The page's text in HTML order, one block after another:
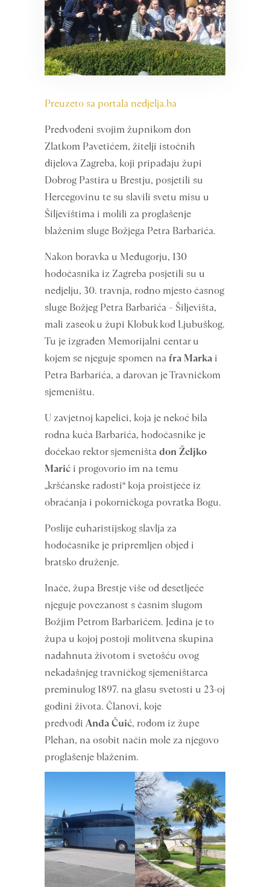
Preuzeto sa portala nedjelja.ba
Predvođeni svojim župnikom don
Zlatkom Pavetićem, žitelji istočnih
dijelova Zagreba, koji pripadaju župi
Dobrog Pastira u Brestju, posjetili su
Hercegovinu te su slavili svetu misu u
Šiljevištima i molili za proglašenje
blaženim sluge Božjega Petra Barbarića.
Nakon boravka u Međugorju, 130
hodočasnika iz Zagreba posjetili su u
nedjelju, 30. travnja, rodno mjesto časnog
sluge Božjeg Petra Barbarića – Šiljevišta,
mali zaseok u župi Klobuk kod Ljubuškog.
Tu je izgrađen Memorijalni centar u
kojem se njeguje spomen na fra Marka i
Petra Barbarića, a darovan je Travničkom
sjemeništu.
U zavjetnoj kapelici, koja je nekoć bila
rodna kuća Barbarića, hodočasnike je
dočekao rektor sjemeništa don Željko
Marić i progovorio im na temu
„kršćanske radosti“ koja proistječe iz
obraćanja i pokorničkoga povratka Bogu.
Poslije euharistijskog slavlja za
hodočasnike je pripremljen objed i
bratsko druženje.
Inače, župa Brestje više od desetljeće
njeguje povezanost s časnim slugom
Božjim Petrom Barbarićem. Jedina je to
župa u kojoj postoji molitvena skupina
nadahnuta životom i svetošću ovog
nekadašnjeg travničkog sjemeništarca
preminulog 1897. na glasu svetosti u 23-oj
godini života. Članovi, koje
predvodi Anđa Čuić, rodom iz župe
Plehan, na osobit način mole za njegovo
proglašenje blaženim.